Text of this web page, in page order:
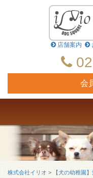
店舗案内
会
株式会社イリオ > 【犬の幼稚園